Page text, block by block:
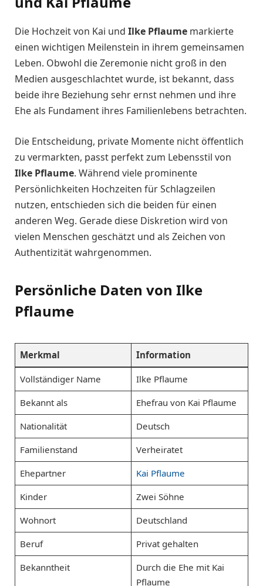
Die Hochzeit von Kai und Ilke Pflaume markierte
einen wichtigen Meilenstein in ihrem gemeinsamen
Leben. Obwohl die Zeremonie nicht groß in den
Medien ausgeschlachtet wurde, ist bekannt, dass
beide ihre Beziehung sehr ernst nehmen und ihre
Ehe als Fundament ihres Familienlebens betrachten.
Die Entscheidung, private Momente nicht öffentlich
zu vermarkten, passt perfekt zum Lebensstil von
Ilke Pflaume. Während viele prominente
Persönlichkeiten Hochzeiten für Schlagzeilen
nutzen, entschieden sich die beiden für einen
anderen Weg. Gerade diese Diskretion wird von
vielen Menschen geschätzt und als Zeichen von
Authentizität wahrgenommen.
Persönliche Daten von Ilke
Pflaume
Merkmal Information
Vollständiger Name
Ilke Pflaume
Bekannt als
Ehefrau von Kai Pflaume
Nationalität
Deutsch
Familienstand
Verheiratet
Ehepartner
Kai Pflaume
Kinder
Zwei Söhne
Wohnort
Deutschland
Beruf
Privat gehalten
Bekanntheit
Durch die Ehe mit Kai
Pflaume